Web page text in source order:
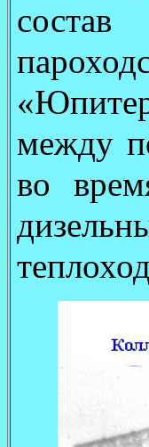
между
во